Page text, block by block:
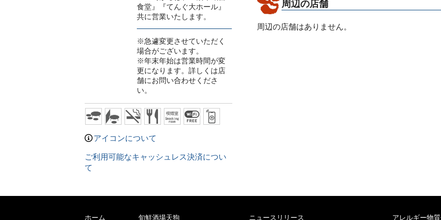
食堂』『てんぐ大ホール』
共に営業いたします。
※急遽変更させていただく
場合がございます。
※年末年始は営業時間が変
更になります。詳しくは店
舗にお問い合わせくださ
い。
アイコンについて
ご利用可能なキャッシュレス決済につい
て
周辺の店舗
周辺の店舗はありません。
ホーム 旬鮮酒場天狗 ニュースリリース アレルギー物